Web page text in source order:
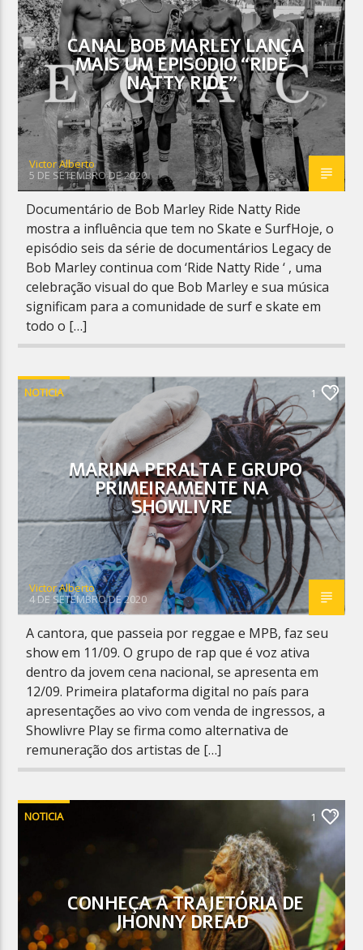
Planeta Reggae
CANAL BOB MARLEY LANÇA
MAIS UM EPISÓDIO “RIDE
NATTY RIDE”
Victor Alberto
5 DE SETEMBRO DE 2020
Documentário de Bob Marley Ride Natty Ride
mostra a influência que tem no Skate e SurfHoje, o
episódio seis da série de documentários Legacy de
Bob Marley continua com ‘Ride Natty Ride ‘ , uma
celebração visual do que Bob Marley e sua música
significam para a comunidade de surf e skate em
todo o […]
NOTICIA 1
MARINA PERALTA E GRUPO
PRIMEIRAMENTE NA
SHOWLIVRE
Victor Alberto
4 DE SETEMBRO DE 2020
A cantora, que passeia por reggae e MPB, faz seu
show em 11/09. O grupo de rap que é voz ativa
dentro da jovem cena nacional, se apresenta em
12/09. Primeira plataforma digital no país para
apresentações ao vivo com venda de ingressos, a
Showlivre Play se firma como alternativa de
remuneração dos artistas de […]
NOTICIA 1
CONHEÇA A TRAJETÓRIA DE
JHONNY DREAD